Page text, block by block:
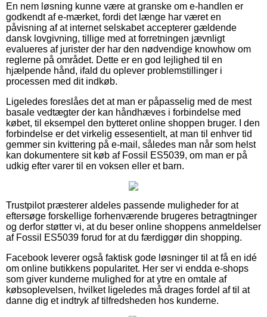
En nem løsning kunne være at granske om e-handlen er
godkendt af e-mærket, fordi det længe har været en
påvisning af at internet selskabet accepterer gældende
dansk lovgivning, tillige med at forretningen jævnligt
evalueres af jurister der har den nødvendige knowhow om
reglerne på området. Dette er en god lejlighed til en
hjælpende hånd, ifald du oplever problemstillinger i
processen med dit indkøb.
Ligeledes foreslåes det at man er påpasselig med de mest
basale vedtægter der kan håndhæves i forbindelse med
købet, til eksempel den bytteret online shoppen bruger. I den
forbindelse er det virkelig essesentielt, at man til enhver tid
gemmer sin kvittering på e-mail, således man når som helst
kan dokumentere sit køb af Fossil ES5039, om man er på
udkig efter varer til en voksen eller et barn.
Trustpilot præsterer aldeles passende muligheder for at
eftersøge forskellige forhenværende brugeres betragtninger
og derfor støtter vi, at du beser online shoppens anmeldelser
af Fossil ES5039 forud for at du færdiggør din shopping.
Facebook leverer også faktisk gode løsninger til at få en idé
om online butikkens popularitet. Her ser vi endda e-shops
som giver kunderne mulighed for at ytre en omtale af
købsoplevelsen, hvilket ligeledes må drages fordel af til at
danne dig et indtryk af tilfredsheden hos kunderne.